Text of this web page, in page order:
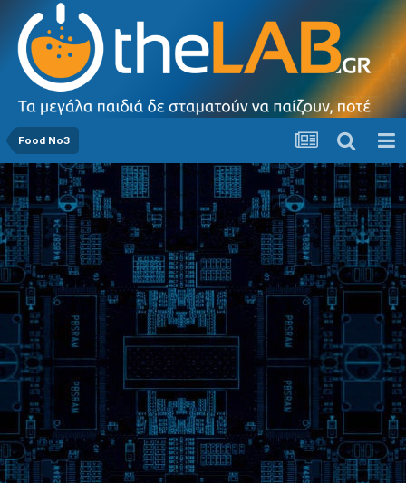
Food No3